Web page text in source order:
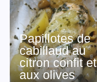
Papillotes de
cabillaud au
citron confit et
aux olives